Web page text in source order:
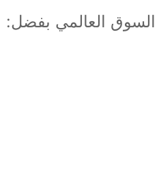
السوق العالمي بفضل: